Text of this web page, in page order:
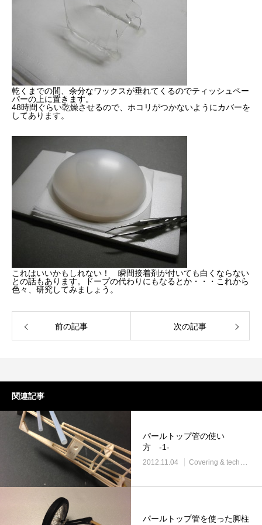
乾くまでの間、余分なワックスが垂れてくるのでティッシュペー
パーの上に置きます。
48時間ぐらい乾燥させるので、ホコリがつかないようにカバーを
してあります。
これはいいかもしれない！ 瞬間接着剤が付いても白くならない
との話もあります。ドープの代わりにもなるとか・・・これから
色々、研究してみましょう。
前の記事 次の記事
関連記事
パールトップ管の使い
方 -1-
2012.11.04 Covering & techniques
パールトップ管を使った脚柱